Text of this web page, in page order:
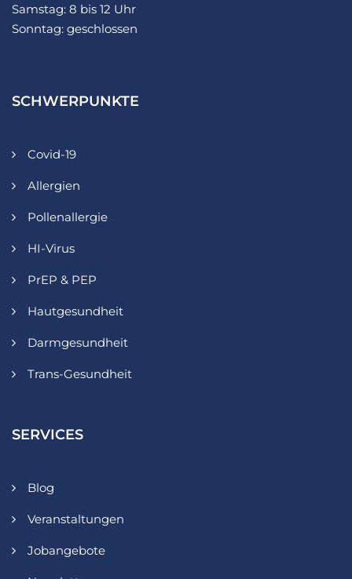
Samstag: 8 bis 12 Uhr
Sonntag: geschlossen
SCHWERPUNKTE
Covid-19
Allergien
Pollenallergie
HI-Virus
PrEP & PEP
Hautgesundheit
Darmgesundheit
Trans-Gesundheit
SERVICES
Blog
Veranstaltungen
Jobangebote